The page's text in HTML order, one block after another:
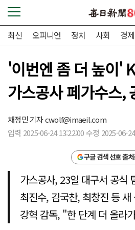
최신 오피니언 정치 사회 경제
'이번엔 좀 더 높이'
가스공사 페가수스,
채정민 기자cwolf@imaeil.com
입력 2025-06-24 13:22:00 수정 2025-06-
구글 검색 선호 출
가스공사, 23일 대구서 공식
최진수, 김국찬, 최창진 등 새
강혁 감독, "한 단계 더 올라